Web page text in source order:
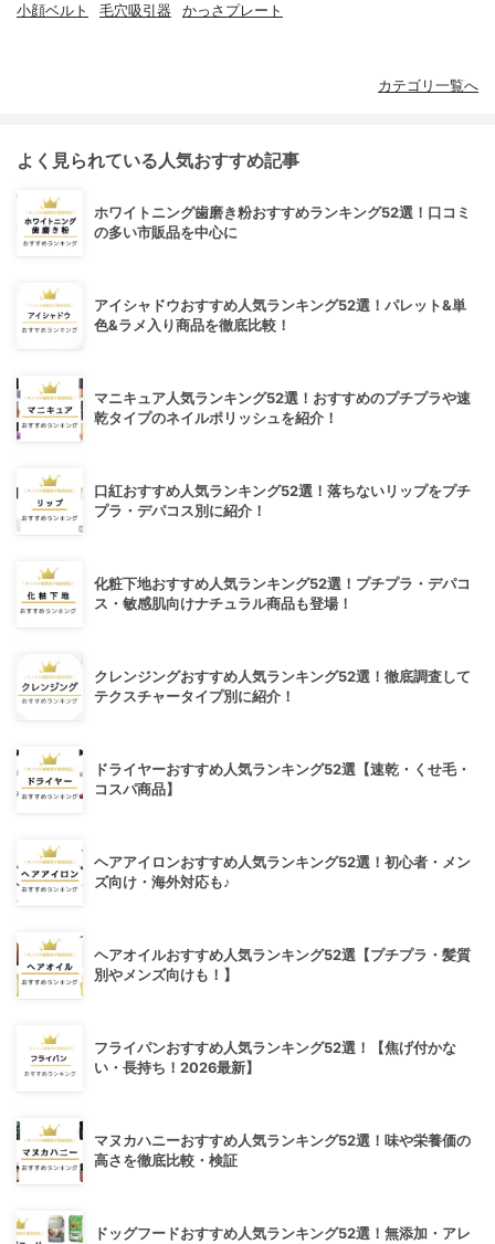
小顔ベルト 毛穴吸引器 かっさプレート
カテゴリ一覧へ
よく見られている人気おすすめ記事
ホワイトニング歯磨き粉おすすめランキング52選！口コミ
の多い市販品を中心に
アイシャドウおすすめ人気ランキング52選！パレット&単
色&ラメ入り商品を徹底比較！
マニキュア人気ランキング52選！おすすめのプチプラや速
乾タイプのネイルポリッシュを紹介！
口紅おすすめ人気ランキング52選！落ちないリップをプチ
プラ・デパコス別に紹介！
化粧下地おすすめ人気ランキング52選！プチプラ・デパコ
ス・敏感肌向けナチュラル商品も登場！
クレンジングおすすめ人気ランキング52選！徹底調査して
テクスチャータイプ別に紹介！
ドライヤーおすすめ人気ランキング52選【速乾・くせ毛・
コスパ商品】
ヘアアイロンおすすめ人気ランキング52選！初心者・メン
ズ向け・海外対応も♪
ヘアオイルおすすめ人気ランキング52選【プチプラ・髪質
別やメンズ向けも！】
フライパンおすすめ人気ランキング52選！【焦げ付かな
い・長持ち！2026最新】
マヌカハニーおすすめ人気ランキング52選！味や栄養価の
高さを徹底比較・検証
ドッグフードおすすめ人気ランキング52選！無添加・アレ